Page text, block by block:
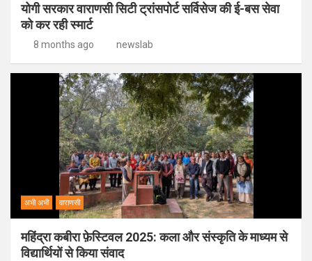
योगी सरकार वाराणसी सिटी ट्रांसपोर्ट सर्विसेज की ई-बस सेवा
को कर रही स्मार्ट
8 months ago newslab
अभी अभी वाराणसी
महिंद्रा कबीरा फ़ेस्टिवल 2025: कला और संस्कृति के माध्यम से
विद्यार्थियों से किया संवाद